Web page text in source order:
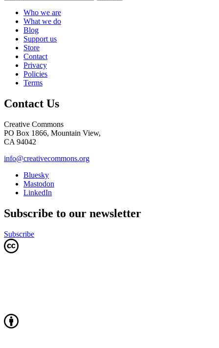
Who we are
What we do
Blog
Support us
Store
Contact
Privacy
Policies
Terms
Contact Us
Creative Commons
PO Box 1866, Mountain View,
CA 94042
info@creativecommons.org
Bluesky
Mastodon
LinkedIn
Subscribe to our newsletter
Subscribe